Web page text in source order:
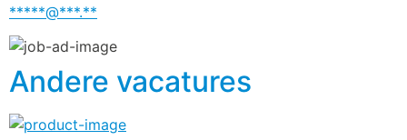
*****@***.**
Andere vacatures